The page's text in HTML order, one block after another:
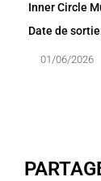
Inner Circle
Date de
01/06/2026